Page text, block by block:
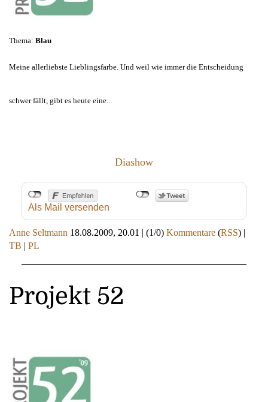
Thema: Blau
Meine allerliebste Lieblingsfarbe. Und weil wie immer die Entscheidung
schwer fällt, gibt es heute eine
Diashow
Als Mail versenden
Anne Seltmann 18.08.2009, 20.01 | (1/0) Kommentare (RSS) |
TB | PL
Projekt 52